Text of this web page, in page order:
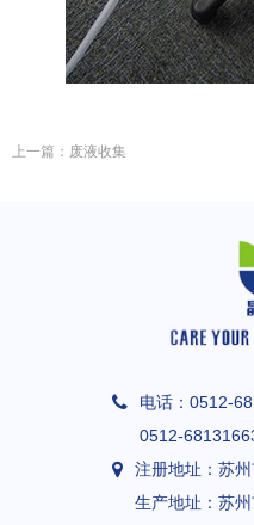
上一篇： 废液收集
电话： 0512-
0512-
注册地址： 苏
生产地址： 苏